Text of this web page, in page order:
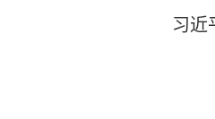
习近